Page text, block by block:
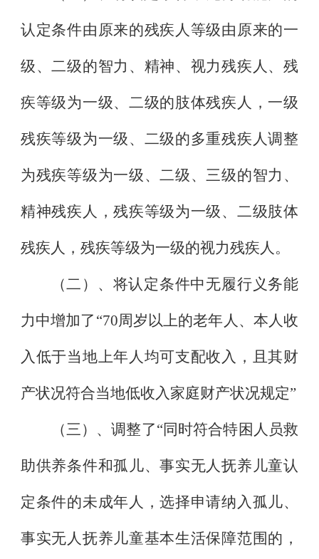
认定条件由原来的残疾人等级由原来的一
级、二级的智力、精神、视力残疾人、残
疾等级为一级、二级的肢体残疾人，一级
残疾等级为一级、二级的多重残疾人调整
为残疾等级为一级、二级、三级的智力、
精神残疾人，残疾等级为一级、二级肢体
残疾人，残疾等级为一级的视力残疾人。
（二）、将认定条件中无履行义务能
力中增加了 “70周岁以上的老年人、本人收
入低于当地上年人均可支配收入，且其财
产状况符合当地低收入家庭财产状况规定”
（三）、调整了“同时符合特困人员救
助供养条件和孤儿、事实无人抚养儿童认
定条件的未成年人，选择申请纳入孤儿、
事实无人抚养儿童基本生活保障范围的，